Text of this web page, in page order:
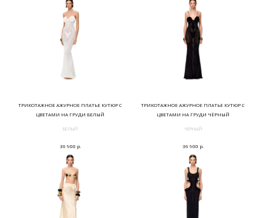
ТРИКОТАЖНОЕ АЖУРНОЕ ПЛАТЬЕ КУТЮР С
ЦВЕТАМИ НА ГРУДИ БЕЛЫЙ
БЕЛЫЙ
36 900 р.
ТРИКОТАЖНОЕ АЖУРНОЕ ПЛАТЬЕ КУТЮР С
ЦВЕТАМИ НА ГРУДИ ЧЁРНЫЙ
ЧЁРНЫЙ
36 900 р.